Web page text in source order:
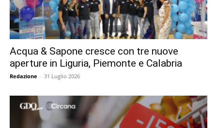
Acqua & Sapone cresce con tre nuove
aperture in Liguria, Piemonte e Calabria
Redazione - 31 Luglio 2026